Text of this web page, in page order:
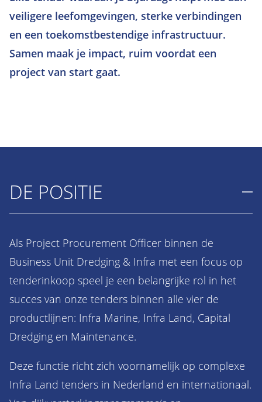
veiligere leefomgevingen, sterke verbindingen
en een toekomstbestendige infrastructuur.
Samen maak je impact, ruim voordat een
project van start gaat.
DE POSITIE
Als Project Procurement Officer binnen de
Business Unit Dredging & Infra met een focus op
tenderinkoop speel je een belangrijke rol in het
succes van onze tenders binnen alle vier de
productlijnen: Infra Marine, Infra Land, Capital
Dredging en Maintenance.
Deze functie richt zich voornamelijk op complexe
Infra Land tenders in Nederland en internationaal.